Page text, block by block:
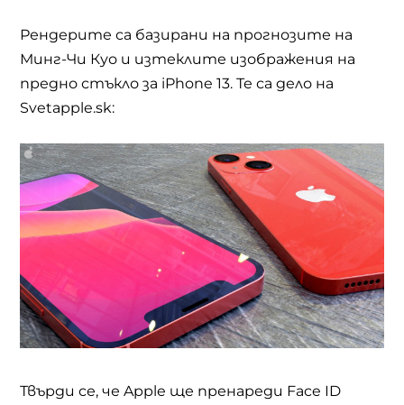
Рендерите са базирани на прогнозите на
Минг-Чи Куо и изтеклите изображения на
предно стъкло за iPhone 13. Те са дело на
Svetapple.sk:
Твърди се, че Apple ще пренареди Face ID